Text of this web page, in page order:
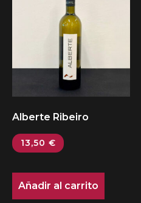
Alberte Ribeiro
13,50 €
Añadir al carrito